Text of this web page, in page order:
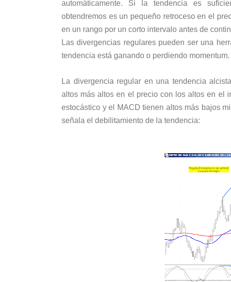
automáticamente. Si la tendencia es
obtendremos es un pequeño retroceso en el
en un rango por un corto intervalo antes de
Las divergencias regulares pueden ser una
tendencia está ganando o perdiendo momentum.
La divergencia regular en una tendencia
altos más altos en el precio con los altos en el
estocástico y el MACD tienen altos más bajos
señala el debilitamiento de la tendencia: